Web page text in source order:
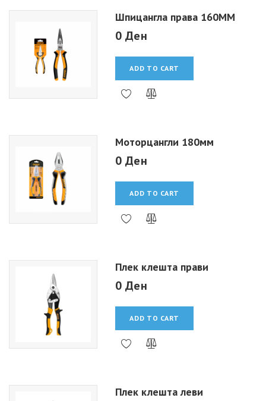
Шпицангла права 160MM
0 Ден
ADD TO CART
Моторцангли 180мм
0 Ден
ADD TO CART
Плек клешта прави
0 Ден
ADD TO CART
Плек клешта леви